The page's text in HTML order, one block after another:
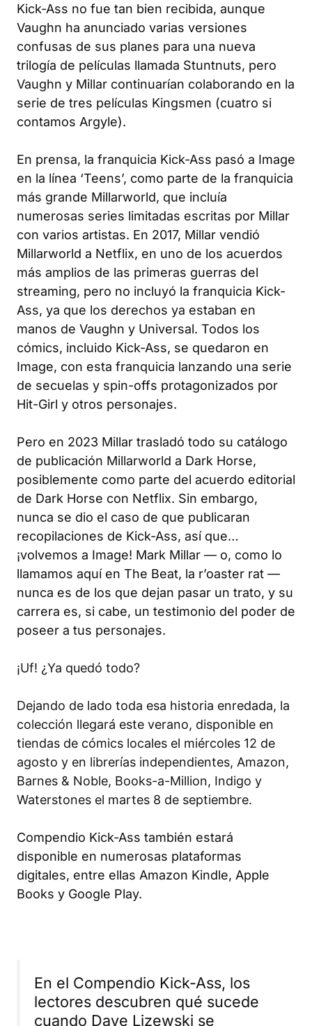
Kick-Ass no fue tan bien recibida, aunque
Vaughn ha anunciado varias versiones
confusas de sus planes para una nueva
trilogía de películas llamada Stuntnuts, pero
Vaughn y Millar continuarían colaborando en la
serie de tres películas Kingsmen (cuatro si
contamos Argyle).
En prensa, la franquicia Kick-Ass pasó a Image
en la línea ‘Teens’, como parte de la franquicia
más grande Millarworld, que incluía
numerosas series limitadas escritas por Millar
con varios artistas. En 2017, Millar vendió
Millarworld a Netflix, en uno de los acuerdos
más amplios de las primeras guerras del
streaming, pero no incluyó la franquicia Kick-
Ass, ya que los derechos ya estaban en
manos de Vaughn y Universal. Todos los
cómics, incluido Kick-Ass, se quedaron en
Image, con esta franquicia lanzando una serie
de secuelas y spin-offs protagonizados por
Hit-Girl y otros personajes.
Pero en 2023 Millar trasladó todo su catálogo
de publicación Millarworld a Dark Horse,
posiblemente como parte del acuerdo editorial
de Dark Horse con Netflix. Sin embargo,
nunca se dio el caso de que publicaran
recopilaciones de Kick-Ass, así que…
¡volvemos a Image! Mark Millar — o, como lo
llamamos aquí en The Beat, la r’oaster rat —
nunca es de los que dejan pasar un trato, y su
carrera es, si cabe, un testimonio del poder de
poseer a tus personajes.
¡Uf! ¿Ya quedó todo?
Dejando de lado toda esa historia enredada, la
colección llegará este verano, disponible en
tiendas de cómics locales el miércoles 12 de
agosto y en librerías independientes, Amazon,
Barnes & Noble, Books-a-Million, Indigo y
Waterstones el martes 8 de septiembre.
Compendio Kick-Ass también estará
disponible en numerosas plataformas
digitales, entre ellas Amazon Kindle, Apple
Books y Google Play.
En el Compendio Kick-Ass, los
lectores descubren qué sucede
cuando Dave Lizewski se